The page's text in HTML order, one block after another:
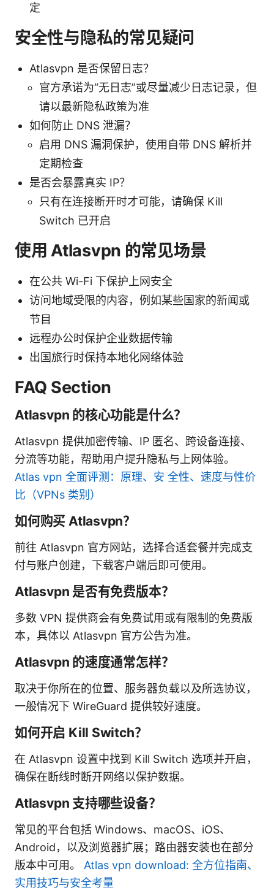
定
安全性与隐私的常见疑问
Atlasvpn 是否保留日志？
官方承诺为“无日志”或尽量减少日志记录，但
请以最新隐私政策为准
如何防止 DNS 泄漏？
启用 DNS 漏洞保护，使用自带 DNS 解析并
定期检查
是否会暴露真实 IP？
只有在连接断开时才可能，请确保 Kill
Switch 已开启
使用 Atlasvpn 的常见场景
在公共 Wi-Fi 下保护上网安全
访问地域受限的内容，例如某些国家的新闻或
节目
远程办公时保护企业数据传输
出国旅行时保持本地化网络体验
FAQ Section
Atlasvpn 的核心功能是什么？
Atlasvpn 提供加密传输、IP 匿名、跨设备连接、
分流等功能，帮助用户提升隐私与上网体验。
Atlas vpn 全面评测：原理、安 全性、速度与性价
比（VPNs 类别）
如何购买 Atlasvpn？
前往 Atlasvpn 官方网站，选择合适套餐并完成支
付与账户创建，下载客户端后即可使用。
Atlasvpn 是否有免费版本？
多数 VPN 提供商会有免费试用或有限制的免费版
本，具体以 Atlasvpn 官方公告为准。
Atlasvpn 的速度通常怎样？
取决于你所在的位置、服务器负载以及所选协议，
一般情况下 WireGuard 提供较好速度。
如何开启 Kill Switch？
在 Atlasvpn 设置中找到 Kill Switch 选项并开启，
确保在断线时断开网络以保护数据。
Atlasvpn 支持哪些设备？
常见的平台包括 Windows、macOS、iOS、
Android，以及浏览器扩展；路由器安装也在部分
版本中可用。 Atlas vpn download: 全方位指南、
实用技巧与安全考量